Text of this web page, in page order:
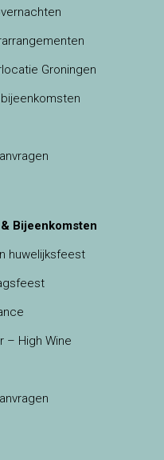
Groningen
Bijeenkomsten
huwelijksfeest
– High Wine